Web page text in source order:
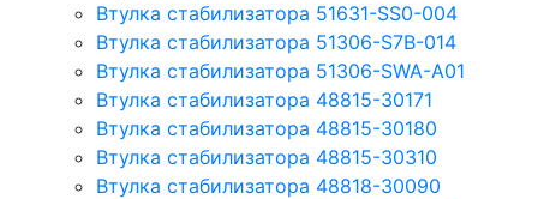
Втулка стабилизатора 51631-SS0-004
Втулка стабилизатора 51306-S7B-014
Втулка стабилизатора 51306-SWA-A01
Втулка стабилизатора 48815-30171
Втулка стабилизатора 48815-30180
Втулка стабилизатора 48815-30310
Втулка стабилизатора 48818-30090